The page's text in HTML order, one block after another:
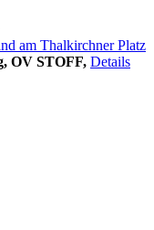
am Thalkirchner Platz
OV STOFF, Details